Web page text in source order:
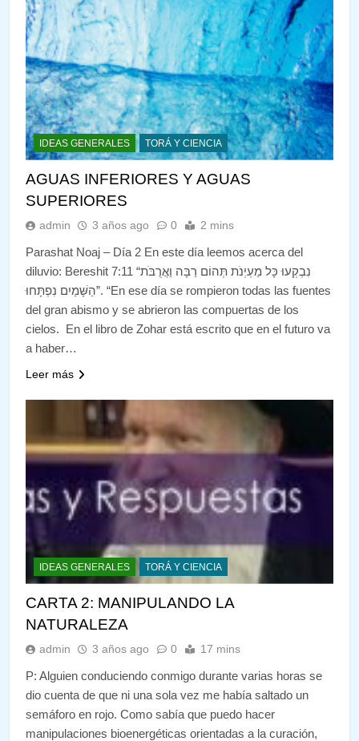
IDEAS GENERALES TORÁ Y CIENCIA
AGUAS INFERIORES Y AGUAS
SUPERIORES
admin 3 años ago 0 2 mins
Parashat Noaj – Día 2 En este día leemos acerca del
diluvio: Bereshit 7:11 “נִבְקְעוּ כָּל מַעְיְנֹת תְּהוֹם רַבָּה וַאֲרֻבֹּת
הַשָּׁמַיִם נִפְתָּחוּ”. “En ese día se rompieron todas las fuentes
del gran abismo y se abrieron las compuertas de los
cielos. En el libro de Zohar está escrito que en el futuro va
a haber…
Leer más
IDEAS GENERALES TORÁ Y CIENCIA
CARTA 2: MANIPULANDO LA
NATURALEZA
admin 3 años ago 0 17 mins
P: Alguien conduciendo conmigo durante varias horas se
dio cuenta de que ni una sola vez me había saltado un
semáforo en rojo. Como sabía que puedo hacer
manipulaciones bioenergéticas orientadas a la curación,